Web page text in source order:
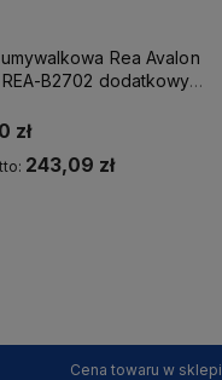
Rea Avalon
B2702 dodatkowy
zł
243,09 zł
Cena towaru w